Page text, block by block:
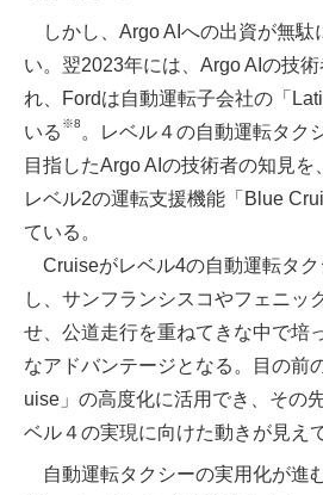
しかし、Argo AIへの出資が無
い。翌2023年には、Argo AIの技
れ、Fordは自動運転子会社の「
いる ※8 。レベル４の自動運転タク
目指したArgo AIの技術者の知見
レベル2の運転支援機能「Blue
ている。
Cruiseがレベル4の自動運転タク
し、サンフランシスコやフェニッ
せ、公道走行を重ねてきな中で培
なアドバンテージとなる。目の前
uise」の高度化に活用でき、その
ベル４の実現に向けた動きが見え
自動運転タクシーの実用化が進